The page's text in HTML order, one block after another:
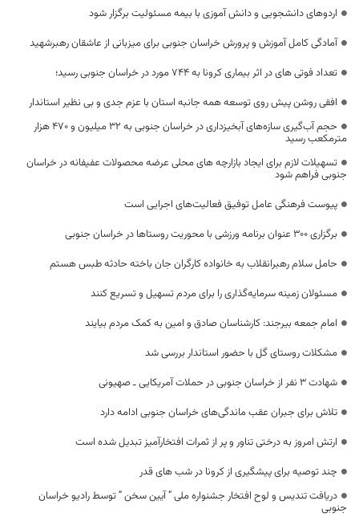
اردوهای دانشجویی و دانش آموزی با بیمه مسئولیت برگزار شود
آمادگی کامل آموزش و پرورش خراسان جنوبی برای میزبانی از عاشقان رهبرشهید
تعداد فوتی های در اثر بیماری کرونا به 744 مورد در خراسان جنوبی رسید؛
افقی روشن پیش روی توسعه همه جانبه استان با عزم جدی و بی نظیر استاندار
حجم آب‌گیری سازه‌های آبخیزداری در خراسان جنوبی به ۳۲ میلیون و ۴۷۰ هزار
مترمکعب رسید
تسهیلات لازم برای ایجاد بازارچه های محلی عرضه محصولات عفیفانه در خراسان
جنوبی فراهم شود
پیوست فرهنگی عامل توفیق فعالیت‌های اجرایی است
برگزاری ۳۰۰ عنوان برنامه ورزشی با محوریت روستاها در خراسان جنوبی
حامل سلام رهبرانقلاب به خانواده کارگران جان‌ باخته حادثه طبس هستم
مسئولان زمینه سرمایه‌گذاری را برای مردم تسهیل و تسریع کنند
امام جمعه بیرجند: کارشناسان صادق و امین به کمک مردم بیایند
مشکلات روستای گل با حضور استاندار بررسی شد
شهادت 3 نفر از خراسان جنوبی در حملات آمریکایی ـ صهیونی
تلاش برای جبران عقب ماندگی‌های خراسان جنوبی ادامه دارد
ارتش امروز به درختی تناور و پر از ثمرات افتخارآمیز تبدیل شده است
چند توصیه برای پیشگیری از کرونا در شب های قدر
دریافت تندیس و لوح افتخار جشنواره ملی ” آیین سخن ” توسط رادیو خراسان
جنوبی